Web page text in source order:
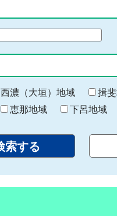
西濃（大垣）地域 揖
恵那地域 下呂地域